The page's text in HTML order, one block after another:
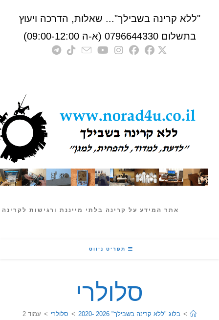
קרינה בשבילך"... שאלות, הדרכה ויעוץ
0796644330 (א-ה 09:00-12:00)
אתר המידע על קרינה בלתי מייננת ורגישות לקרינה
תפריט ניווט
סלולרי
בלוג "ללא קרינה בשבילך" 2026 -2020 > סלולרי > עמוד 2